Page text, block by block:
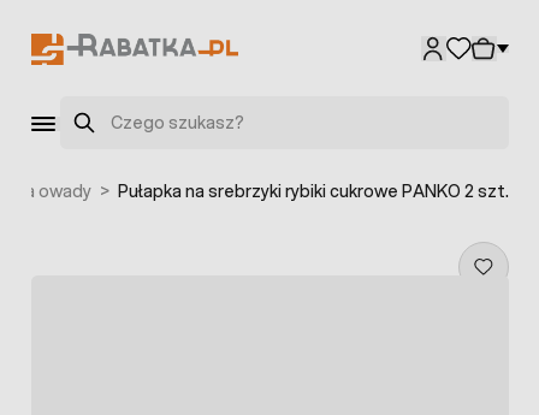
Szukaj
na owady > Pułapka na srebrzyki rybiki cukrowe PANKO 2 szt.